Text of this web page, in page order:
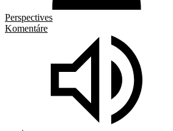
Perspectives
Komentáre